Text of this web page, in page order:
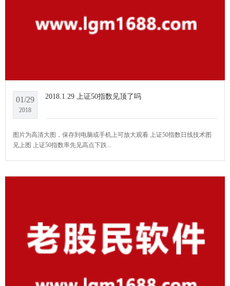
01/29
2018
2018.1.29 上证50指数见顶了吗
图片为高清大图，保存到电脑或手机上可放大观看 上证50指数日线技术图 ​
见上图 上证50指数率先见高点下跌...